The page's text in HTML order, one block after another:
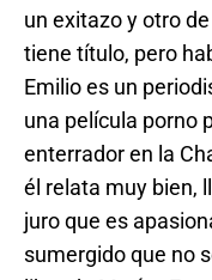
un exitazo y otro
tiene título, pero
Emilio es un
una película porno
enterrador en la
él relata muy bien,
juro que es
sumergido que no